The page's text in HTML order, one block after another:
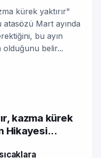
kürek yaktırır"
Mart ayında
bu ayın
olduğunu belir...
kazma kürek
Hikayesi...